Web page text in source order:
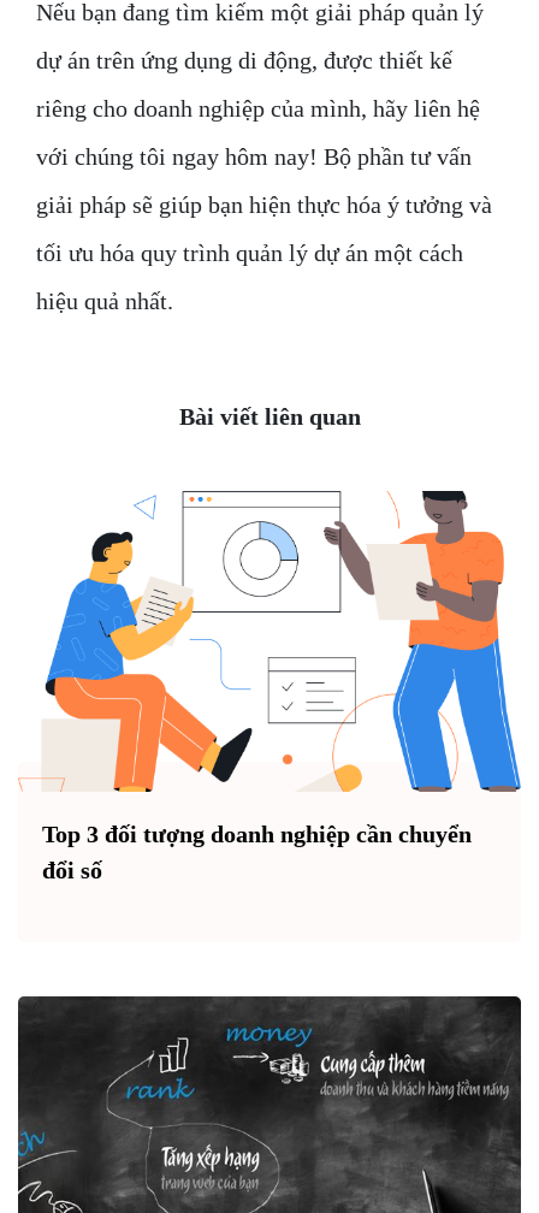
Nếu bạn đang tìm kiếm một giải pháp quản lý
dự án trên ứng dụng di động, được thiết kế
riêng cho doanh nghiệp của mình, hãy liên hệ
với chúng tôi ngay hôm nay! Bộ phần tư vấn
giải pháp sẽ giúp bạn hiện thực hóa ý tưởng và
tối ưu hóa quy trình quản lý dự án một cách
hiệu quả nhất.
Bài viết liên quan
Top 3 đối tượng doanh nghiệp cần chuyển
đổi số